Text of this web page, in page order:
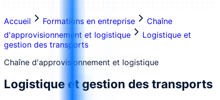
Accueil Formations en entreprise
Chaîne
d'approvisionnement et logistique
Logistique et
gestion des transports
Chaîne d'approvisionnement et logistique
Logistique et gestion des transports